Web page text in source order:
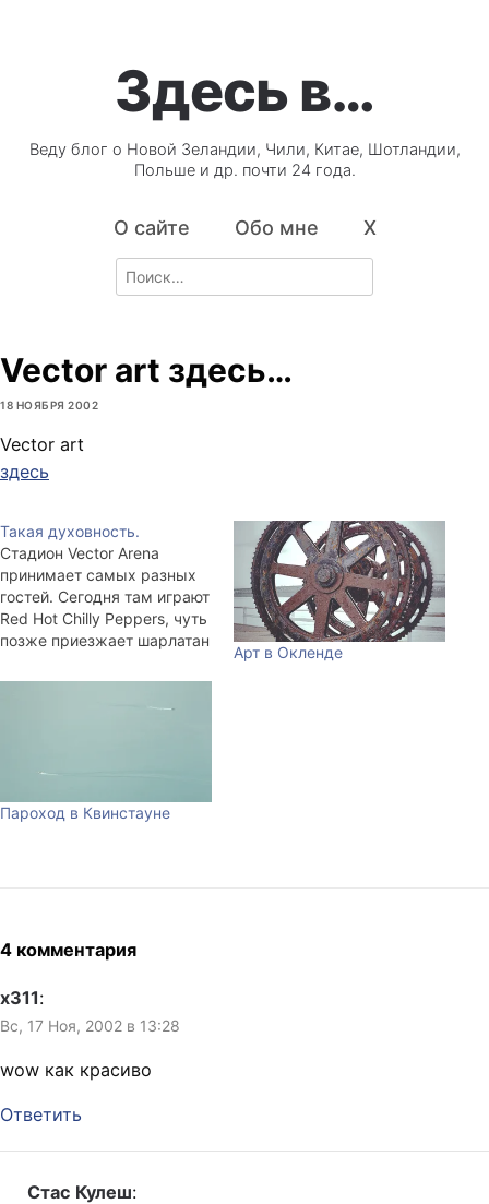
Здесь в…
Веду блог о Новой Зеландии, Чили, Китае, Шотландии,
Польше и др. почти 24 года.
О сайте Обо мне X
Search
for:
Vector art здесь…
18 НОЯБРЯ 2002
Vector art
здесь
Такая духовность.
Стадион Vector Arena
принимает самых разных
гостей. Сегодня там играют
Red Hot Chilly Peppers, чуть
позже приезжает шарлатан
телевангелистов Benny
Hinn, в начале зимы, в
настоящий Далай Лама.
много, что все
Арт в Окленде
Пароход в Квинстауне
4 комментария
x311:
Вс, 17 Ноя, 2002 в 13:28
wow как красиво
Ответить
Стас Кулеш: